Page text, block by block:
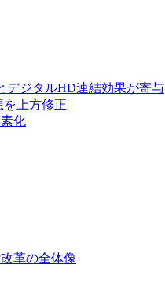
ジタルHD連結効果が寄与
上方修正
化
革の全体像